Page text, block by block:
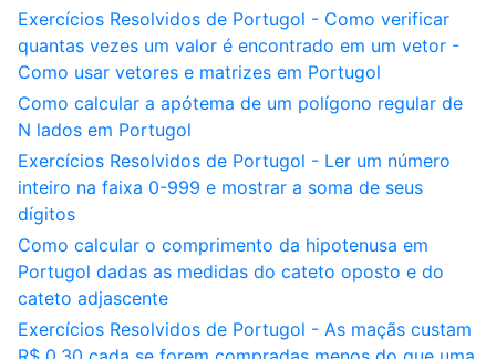
Exercícios Resolvidos de Portugol - Como verificar
quantas vezes um valor é encontrado em um vetor -
Como usar vetores e matrizes em Portugol
Como calcular a apótema de um polígono regular de
N lados em Portugol
Exercícios Resolvidos de Portugol - Ler um número
inteiro na faixa 0-999 e mostrar a soma de seus
dígitos
Como calcular o comprimento da hipotenusa em
Portugol dadas as medidas do cateto oposto e do
cateto adjascente
Exercícios Resolvidos de Portugol - As maçãs custam